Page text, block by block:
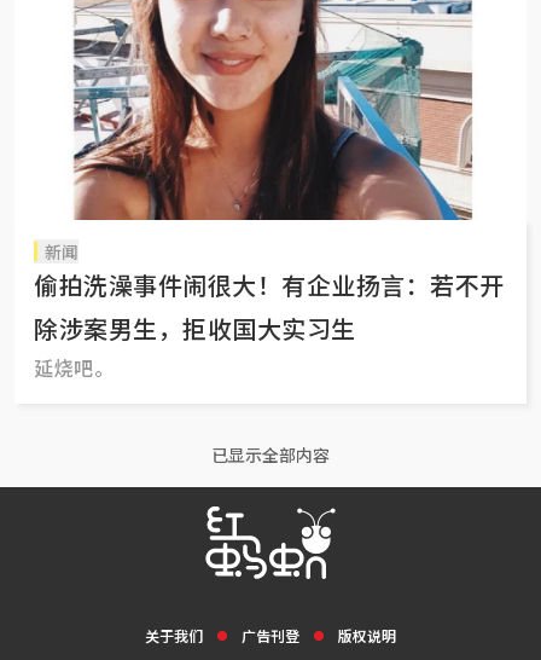
新闻
偷拍洗澡事件闹很大！有企业扬言：若不开
除涉案男生，拒收国大实习生
延烧吧。
已显示全部内容
关于我们 广告刊登 版权说明